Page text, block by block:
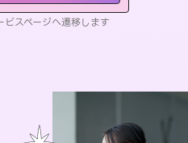
スページへ遷移します